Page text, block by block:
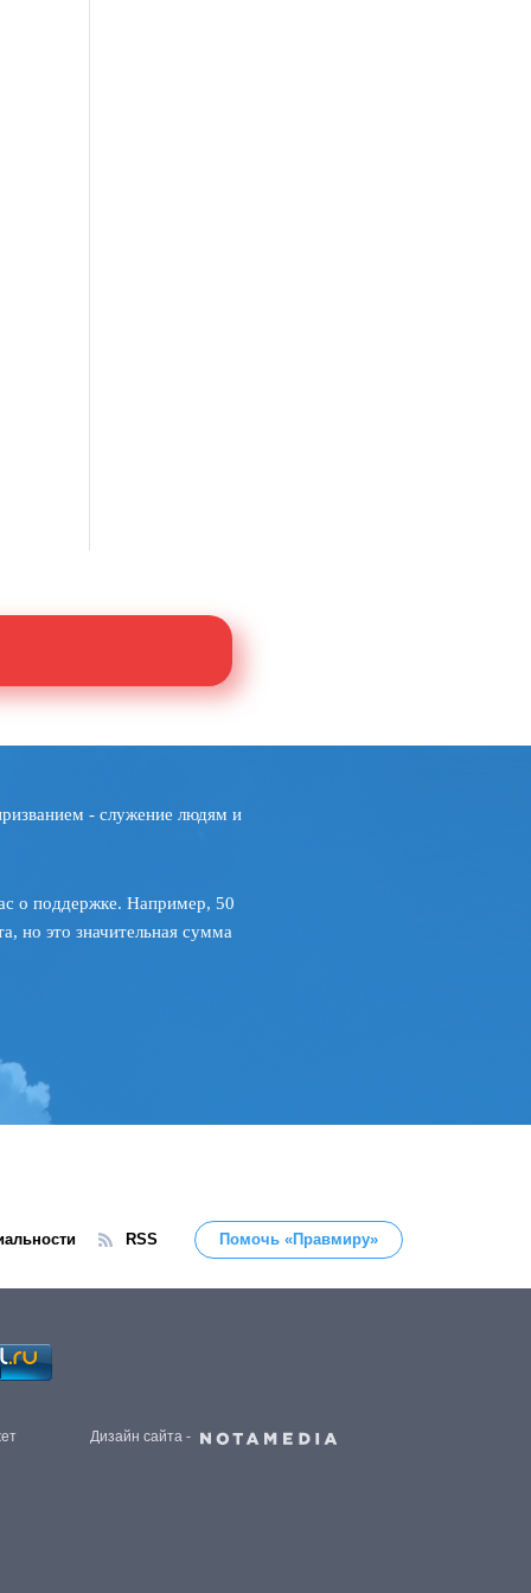
- служение людям и
о поддержке. Например, 50
но это значительная сумма
RSS Помочь «Правмиру»
Дизайн сайта -